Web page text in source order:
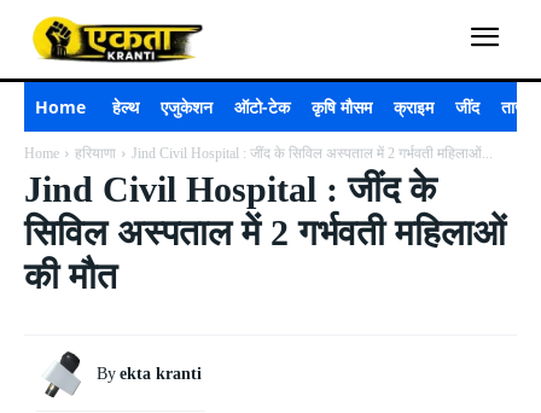
Home हेल्थ एजुकेशन ऑटो-टेक कृषि मौसम क्राइम जींद ताजा
Home हरियाणा Jind Civil Hospital : जींद के सिविल अस्पताल में 2 गर्भवती महिलाओं...
Jind Civil Hospital : जींद के
सिविल अस्पताल में 2 गर्भवती महिलाओं
की मौत
By ekta kranti